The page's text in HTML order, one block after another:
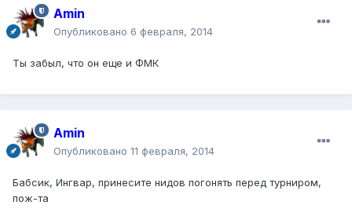
Amin
Опубликовано 6 февраля, 2014
Ты забыл, что он еще и ФМК
Amin
Опубликовано 11 февраля, 2014
Бабсик, Ингвар, принесите нидов погонять перед турниром,
пож-та